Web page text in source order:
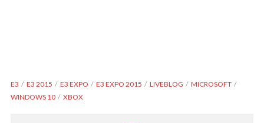
E3 E3 2015 E3 EXPO E3 EXPO 2015 LIVEBLOG
MICROSOFT
WINDOWS 10
XBOX